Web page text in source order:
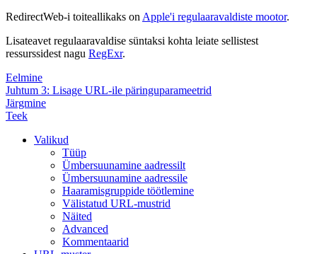
RedirectWeb-i toiteallikaks on Apple'i regulaaravaldiste mootor.
Lisateavet regulaaravaldise süntaksi kohta leiate sellistest
ressurssidest nagu RegExr.
Eelmine
Juhtum 3: Lisage URL-ile päringuparameetrid
Järgmine
Teek
Valikud
Tüüp
Ümbersuunamine aadressilt
Ümbersuunamine aadressile
Haaramisgruppide töötlemine
Välistatud URL-mustrid
Näited
Advanced
Kommentaarid